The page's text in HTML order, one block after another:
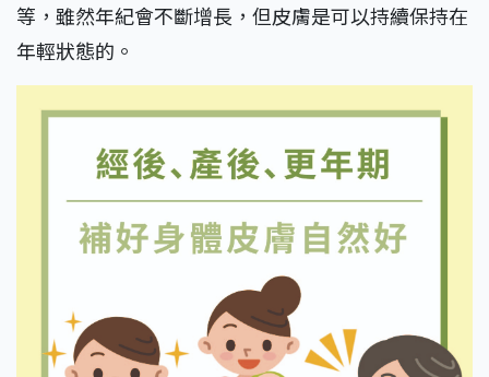
等，雖然年紀會不斷增長，但皮膚是可以持續保持在
年輕狀態的。